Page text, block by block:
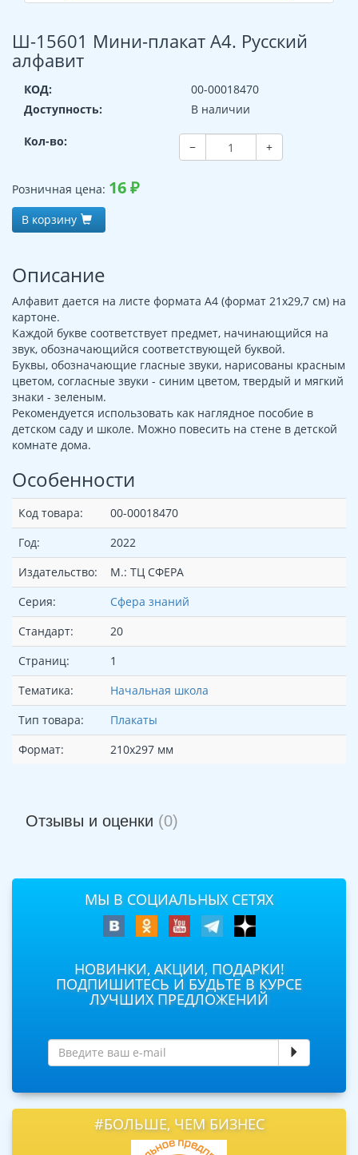
Ш-15601 Мини-плакат А4. Русский
алфавит
КОД:
00-00018470
Доступность:
В наличии
Кол-во: − +
Розничная цена: 16₽
В корзину
Описание
Алфавит дается на листе формата А4 (формат 21х29,7 см) на
картоне.
Каждой букве соответствует предмет, начинающийся на
звук, обозначающийся соответствующей буквой.
Буквы, обозначающие гласные звуки, нарисованы красным
цветом, согласные звуки - синим цветом, твердый и мягкий
знаки - зеленым.
Рекомендуется использовать как наглядное пособие в
детском саду и школе. Можно повесить на стене в детской
комнате дома.
Особенности
Код товара:
00-00018470
Год:
2022
Издательство:
М.: ТЦ СФЕРА
Серия:
Сфера знаний
Стандарт:
20
Страниц:
1
Тематика:
Начальная школа
Тип товара:
Плакаты
Формат:
210х297 мм
Отзывы и оценки (0)
МЫ В СОЦИАЛЬНЫХ СЕТЯХ
НОВИНКИ, АКЦИИ, ПОДАРКИ!
ПОДПИШИТЕСЬ И БУДЬТЕ В КУРСЕ
ЛУЧШИХ ПРЕДЛОЖЕНИЙ
#БОЛЬШЕ, ЧЕМ БИЗНЕС